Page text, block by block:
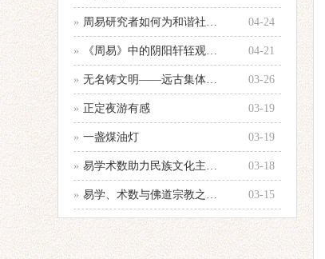
» 周易研究者如何为和谐社会建设服务的心 04-24
» 《周易》中的阴阳轩轾观念浅析——以十 04-21
» 无名铸文明——远古集体智慧的文化图腾 03-26
» 正定夜游有感 03-19
» 一盏煤油灯 03-19
» 易学术数助力民族文化主体性建设 03-18
» 易学、术数与佛道宗教之辨别 03-15